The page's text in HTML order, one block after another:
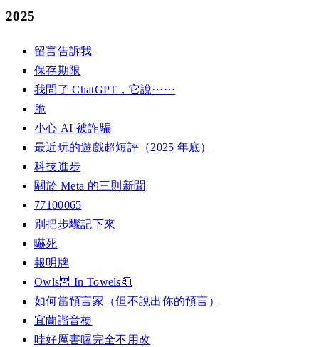
2025
留言告訴我
保存期限
我問了 ChatGPT，它說⋯⋯
脆
小心 AI 被詐騙
最近玩的遊戲超短評（2025 年底）
科技進步
關於 Meta 的三則新聞
77100065
別把步驟記下來
嚇死
報明牌
Owls🦉 In Towels🧻
如何當預言家（但不說出你的預言）
宜蘭諧音梗
哇好厲害喔完全不用改